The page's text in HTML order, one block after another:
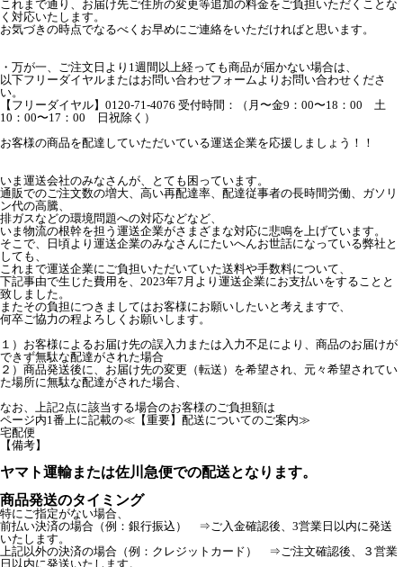
これまで通り、お届け先ご住所の変更等追加の料金をご負担いただくことな
く対応いたします。
お気づきの時点でなるべくお早めにご連絡をいただければと思います。
・万が一、ご注文日より1週間以上経っても商品が届かない場合は、
以下フリーダイヤルまたはお問い合わせフォームよりお問い合わせくださ
い。
【フリーダイヤル】0120-71-4076 受付時間：（月〜金9：00〜18：00 土
10：00〜17：00 日祝除く）
お客様の商品を配達していただいている運送企業を応援しましょう！！
いま運送会社のみなさんが、とても困っています。
通販でのご注文数の増大、高い再配達率、配達従事者の長時間労働、ガソリ
ン代の高騰、
排ガスなどの環境問題への対応などなど、
いま物流の根幹を担う運送企業がさまざまな対応に悲鳴を上げています。
そこで、日頃より運送企業のみなさんにたいへんお世話になっている弊社と
しても、
これまで運送企業にご負担いただいていた送料や手数料について、
下記事由で生じた費用を、2023年7月より運送企業にお支払いをすることと
致しました。
またその負担につきましてはお客様にお願いしたいと考えますで、
何卒ご協力の程よろしくお願いします。
１）お客様によるお届け先の誤入力または入力不足により、商品のお届けが
できず無駄な配達がされた場合
２）商品発送後に、お届け先の変更（転送）を希望され、元々希望されてい
た場所に無駄な配達がされた場合、
なお、上記2点に該当する場合のお客様のご負担額は
ページ内1番上に記載の≪【重要】配送についてのご案内≫
宅配便
【備考】
ヤマト運輸または佐川急便での配送となります。
商品発送のタイミング
特にご指定がない場合、
前払い決済の場合（例：銀行振込） ⇒ご入金確認後、3営業日以内に発送
いたします。
上記以外の決済の場合（例：クレジットカード） ⇒ご注文確認後、３営業
日以内に発送いたします。